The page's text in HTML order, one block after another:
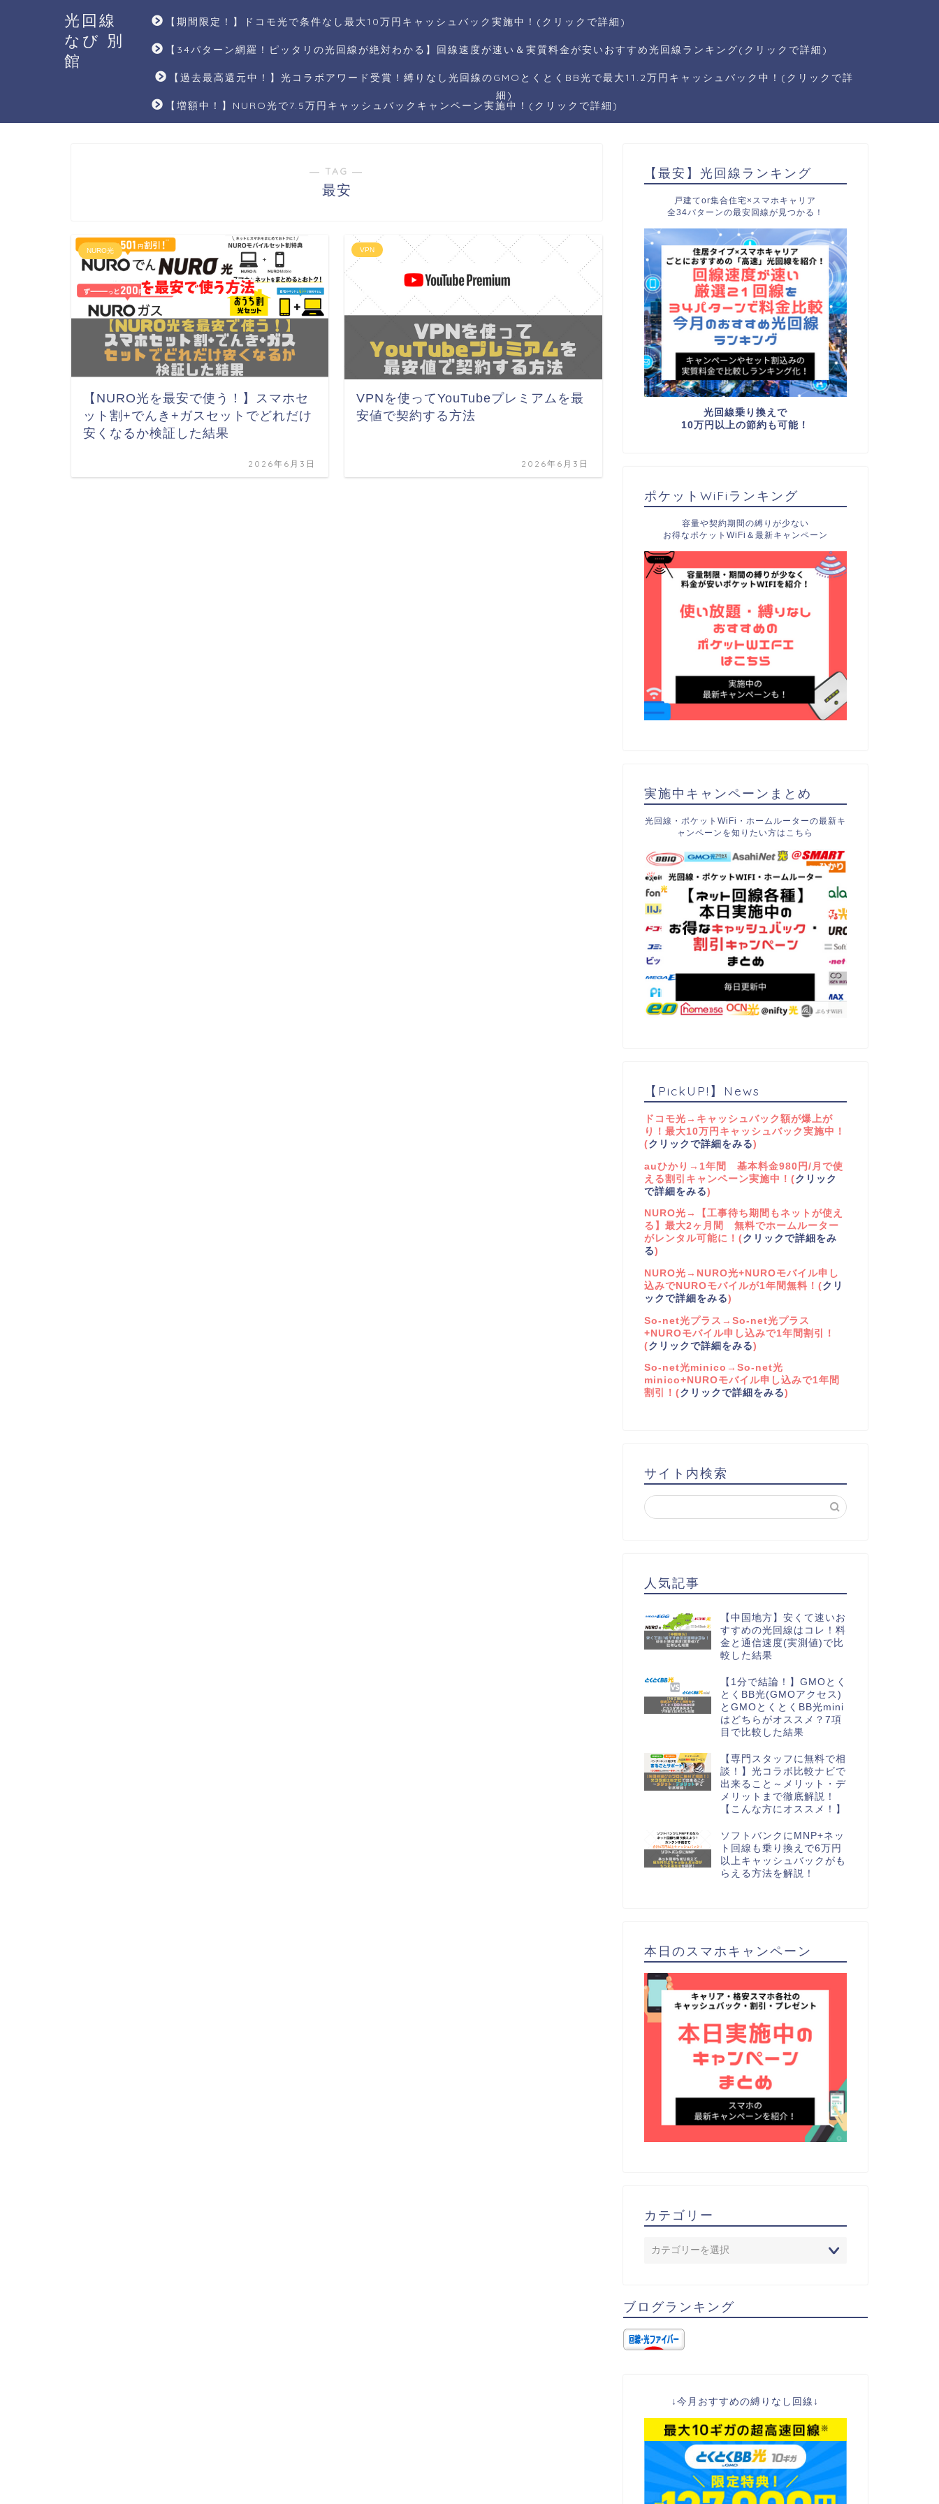
光回線
なび 別
館
【期間限定！】ドコモ光で条件なし最大10万円キャッシュバック実施中！(クリックで詳細)
【34パターン網羅！ピッタリの光回線が絶対わかる】回線速度が速い＆実質料金が安いおすすめ光回線ランキング(クリックで詳細)
【過去最高還元中！】光コラボアワード受賞！縛りなし光回線のGMOとくとくBB光で最大11.2万円キャッシュバック中！(クリックで詳
細)
【増額中！】NURO光で7.5万円キャッシュバックキャンペーン実施中！(クリックで詳細)
― TAG ―
最安
NURO光
【NURO光を最安で使う！】スマホセ
ット割+でんき+ガスセットでどれだけ
安くなるか検証した結果
2026年6月3日
VPN
VPNを使ってYouTubeプレミアムを最
安値で契約する方法
2026年6月3日
【最安】光回線ランキング
戸建てor集合住宅×スマホキャリア
全34パターンの最安回線が見つかる！
光回線乗り換えで
10万円以上の節約も可能！
ポケットWiFiランキング
容量や契約期間の縛りが少ない
お得なポケットWiFi＆最新キャンペーン
実施中キャンペーンまとめ
光回線・ポケットWiFi・ホームルーターの最新キ
ャンペーンを知りたい方はこちら
【PickUP!】News
ドコモ光→キャッシュバック額が爆上が
り！最大10万円キャッシュバック実施中！
(クリックで詳細をみる)
auひかり→1年間 基本料金980円/月で使
える割引キャンペーン実施中！(クリック
で詳細をみる)
NURO光→【工事待ち期間もネットが使え
る】最大2ヶ月間 無料でホームルーター
がレンタル可能に！(クリックで詳細をみ
る)
NURO光→NURO光+NUROモバイル申し
込みでNUROモバイルが1年間無料！(クリ
ックで詳細をみる)
So-net光プラス→So-net光プラス
+NUROモバイル申し込みで1年間割引！
(クリックで詳細をみる)
So-net光minico→So-net光
minico+NUROモバイル申し込みで1年間
割引！(クリックで詳細をみる)
サイト内検索
人気記事
【中国地方】安くて速いお
すすめの光回線はコレ！料
金と通信速度(実測値)で比
較した結果
【1分で結論！】GMOとく
とくBB光(GMOアクセス)
とGMOとくとくBB光mini
はどちらがオススメ？7項
目で比較した結果
【専門スタッフに無料で相
談！】光コラボ比較ナビで
出来ること～メリット・デ
メリットまで徹底解説！
【こんな方にオススメ！】
ソフトバンクにMNP+ネッ
ト回線も乗り換えで6万円
以上キャッシュバックがも
らえる方法を解説！
本日のスマホキャンペーン
カテゴリー
ブログランキング
↓今月おすすめの縛りなし回線↓